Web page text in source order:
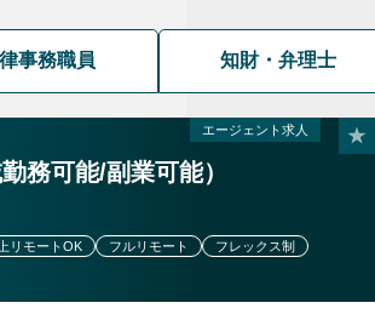
事務職員 知財・弁理士
エージェント求人
務可能/副業可能）
リモートOK フルリモート
フレックス制